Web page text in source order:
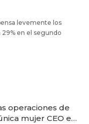
levemente los
en el segundo
operaciones de
mujer CEO en